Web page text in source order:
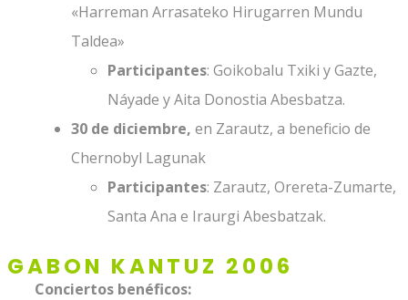
«Harreman Arrasateko Hirugarren Mundu
Taldea»
Participantes: Goikobalu Txiki y Gazte,
Náyade y Aita Donostia Abesbatza.
30 de diciembre, en Zarautz, a beneficio de
Chernobyl Lagunak
Participantes: Zarautz, Orereta-Zumarte,
Santa Ana e Iraurgi Abesbatzak.
GABON KANTUZ 2006
Conciertos benéficos: